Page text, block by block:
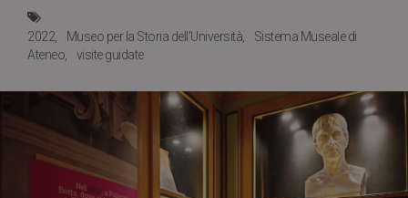
2022 Museo per la Storia dell'Università
Sistema Museale di
Ateneo
visite guidate